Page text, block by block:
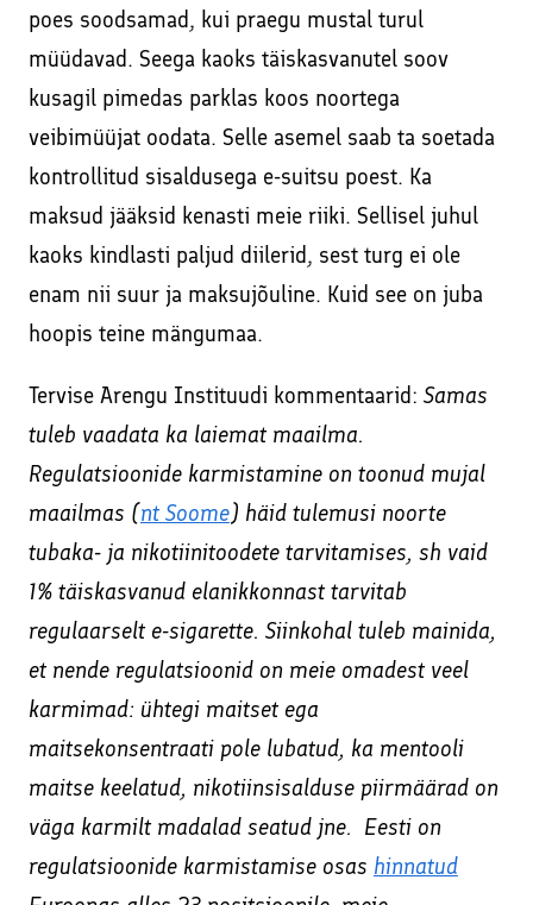
poes soodsamad, kui praegu mustal turul
müüdavad. Seega kaoks täiskasvanutel soov
kusagil pimedas parklas koos noortega
veibimüüjat oodata. Selle asemel saab ta soetada
kontrollitud sisaldusega e-suitsu poest. Ka
maksud jääksid kenasti meie riiki. Sellisel juhul
kaoks kindlasti paljud diilerid, sest turg ei ole
enam nii suur ja maksujõuline. Kuid see on juba
hoopis teine mängumaa.
Tervise Arengu Instituudi kommentaarid: Samas
tuleb vaadata ka laiemat maailma.
Regulatsioonide karmistamine on toonud mujal
maailmas (nt Soome) häid tulemusi noorte
tubaka- ja nikotiinitoodete tarvitamises, sh vaid
1% täiskasvanud elanikkonnast tarvitab
regulaarselt e-sigarette. Siinkohal tuleb mainida,
et nende regulatsioonid on meie omadest veel
karmimad: ühtegi maitset ega
maitsekonsentraati pole lubatud, ka mentooli
maitse keelatud, nikotiinsisalduse piirmäärad on
väga karmilt madalad seatud jne. Eesti on
regulatsioonide karmistamise osas hinnatud